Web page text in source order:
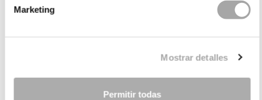
Marketing
Mostrar detalles
Permitir todas